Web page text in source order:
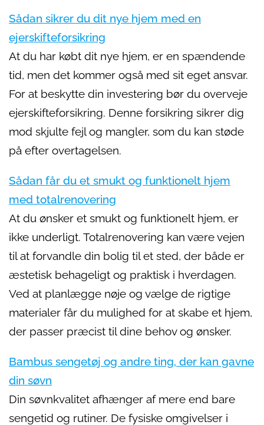
Sådan sikrer du dit nye hjem med en
ejerskifteforsikring
At du har købt dit nye hjem, er en spændende
tid, men det kommer også med sit eget ansvar.
For at beskytte din investering bør du overveje
ejerskifteforsikring. Denne forsikring sikrer dig
mod skjulte fejl og mangler, som du kan støde
på efter overtagelsen.
Sådan får du et smukt og funktionelt hjem
med totalrenovering
At du ønsker et smukt og funktionelt hjem, er
ikke underligt. Totalrenovering kan være vejen
til at forvandle din bolig til et sted, der både er
æstetisk behageligt og praktisk i hverdagen.
Ved at planlægge nøje og vælge de rigtige
materialer får du mulighed for at skabe et hjem,
der passer præcist til dine behov og ønsker.
Bambus sengetøj og andre ting, der kan gavne
din søvn
Din søvnkvalitet afhænger af mere end bare
sengetid og rutiner. De fysiske omgivelser i